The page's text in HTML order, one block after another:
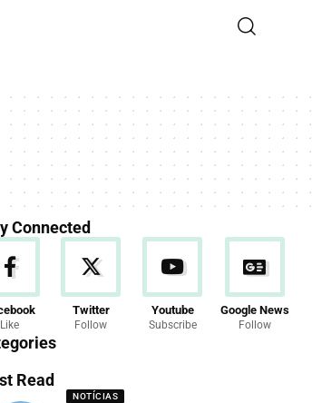
Connected
Like
Twitter
Follow
Youtube
Subscribe
Google News
Follow
Read
NOTÍCIAS